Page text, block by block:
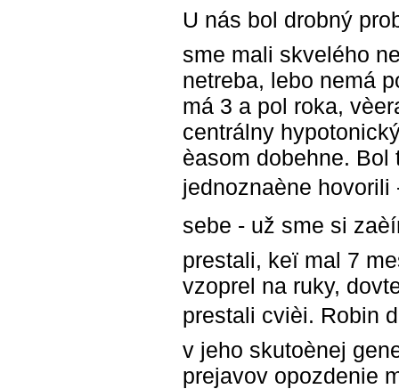
U nás bol drobný
sme mali skvelého
netreba, lebo nemá
má 3 a pol roka,
centrálny
èasom dobehne.
jednoznaène hovorili
sebe - už sme si
prestali, keï mal 7
vzoprel na ruky,
prestali cvièi. Robin
v jeho skutoènej
prejavov opozdenie